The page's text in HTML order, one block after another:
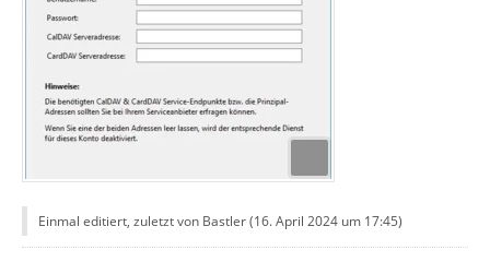
Einmal editiert, zuletzt von Bastler (16. April 2024 um 17:45)